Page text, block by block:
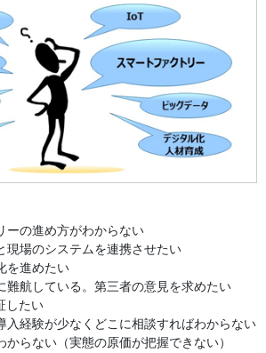
ーの進め方がわからない
現場のシステムを連携させたい
を進めたい
難航している。第三者の意見を求めたい
したい
入経験が少なくどこに相談すればわからない
からない（実態の原価が把握できない）